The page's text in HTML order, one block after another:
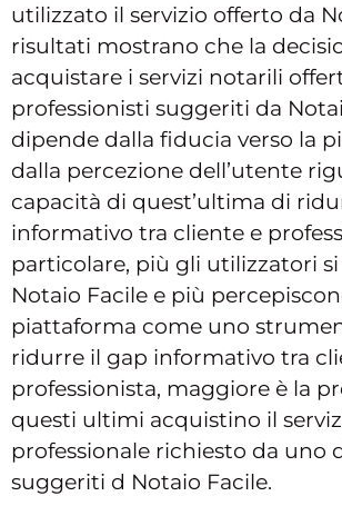
utilizzato il servizio offerto da
risultati mostrano che la
acquistare i servizi notarili
professionisti suggeriti da
dipende dalla fiducia verso la
dalla percezione dell’utente
capacità di quest’ultima di
informativo tra cliente e
particolare, più gli utilizzatori
Notaio Facile e più
piattaforma come uno
ridurre il gap informativo tra
professionista, maggiore è la
questi ultimi acquistino il
professionale richiesto da uno
suggeriti d Notaio Facile.